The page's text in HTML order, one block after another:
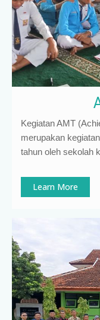
Kegiatan AMT
merupakan
tahun oleh sekolah
Learn More